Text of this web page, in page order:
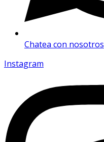
Chatea con nosotros
Instagram